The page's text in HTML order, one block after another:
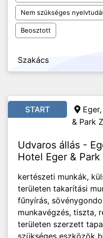
Nem szükséges
Beosztott
Szakács
START
& Park
Udvaros állás -
Hotel Eger & Park
kertészeti munkák,
területen takarítási
fűnyírás,
munkavégzés, tiszta,
területen szerzett
szükséges eszközök